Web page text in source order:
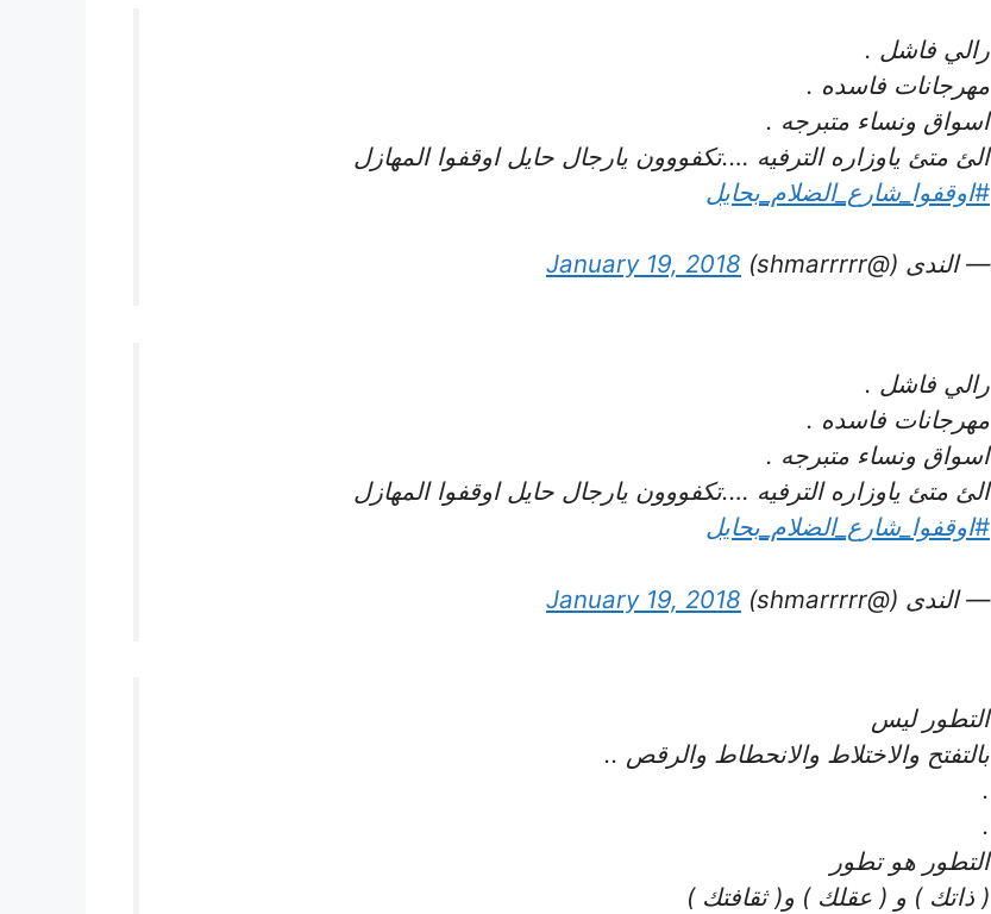
رالي فاشل .
مهرجانات فاسده .
اسواق ونساء متبرجه .
الئ متئ ياوزاره الترفيه ….تكفووون يارجال حايل اوقفوا المهازل
#اوقفوا_شارع_الضلام_بحايل
— الندى (@shmarrrrr) January 19, 2018
رالي فاشل .
مهرجانات فاسده .
اسواق ونساء متبرجه .
الئ متئ ياوزاره الترفيه ….تكفووون يارجال حايل اوقفوا المهازل
#اوقفوا_شارع_الضلام_بحايل
— الندى (@shmarrrrr) January 19, 2018
التطور ليس
بالتفتح والاختلاط والانحطاط والرقص ..
.
.
التطور هو تطور
( ذاتك ) و ( عقلك ) و( ثقافتك )